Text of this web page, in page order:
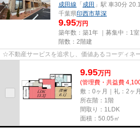
成田線 「成田 」駅 車30分
千葉県印西市草深
9.95万円
築年数：築1年 ｜募集中： 1室
階数：2階建
☆不動産サービスを追求し、価値あるコーディネ
9.95万円
(管理費・共益費
敷：0ヶ月｜礼：2ヶ月
所在階：1階
間取り：1LDK
面積：50.05㎡